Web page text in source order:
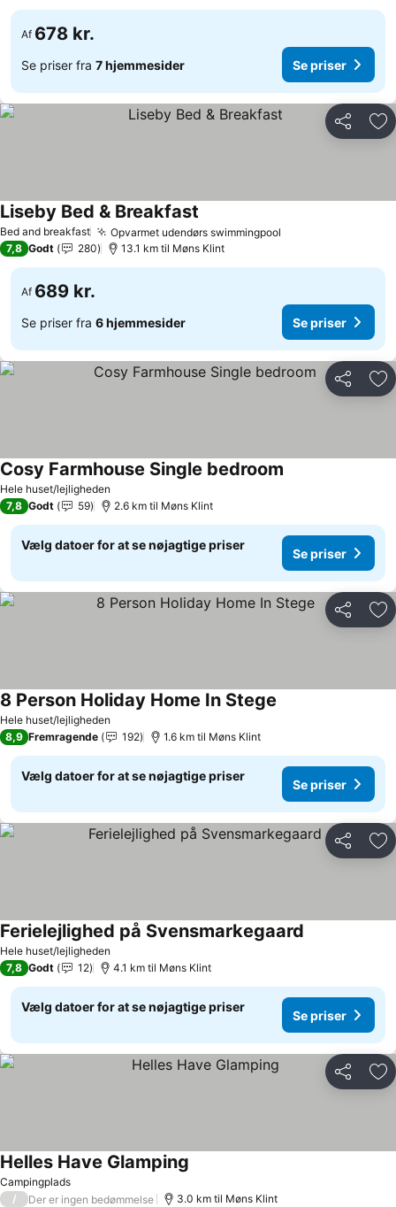
Af 678 kr.
Se priser fra 7 hjemmesider Se priser
Del
Bed and breakfast Opvarmet udendørs swimmingpool
Liseby Bed & Breakfast
7,8 Godt 280 13.1 km til Møns Klint
Af 689 kr.
Se priser fra 6 hjemmesider Se priser
Del
Hele huset/lejligheden
Cosy Farmhouse Single bedroom
7,8 Godt 59 2.6 km til Møns Klint
Vælg datoer for at se nøjagtige priser
Se priser
Del
Hele huset/lejligheden
8 Person Holiday Home In Stege
8,9 Fremragende 192 1.6 km til Møns Klint
Vælg datoer for at se nøjagtige priser
Se priser
Del
Hele huset/lejligheden
Ferielejlighed på Svensmarkegaard
7,8 Godt 12 4.1 km til Møns Klint
Vælg datoer for at se nøjagtige priser
Se priser
Del
Campingplads
Helles Have Glamping
/ Der er ingen bedømmelse 3.0 km til Møns Klint